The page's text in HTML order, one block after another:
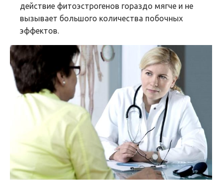
действие фитоэстрогенов гораздо мягче и не
вызывает большого количества побочных
эффектов.